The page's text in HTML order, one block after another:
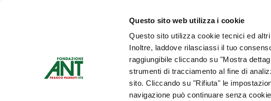
Questo sito web utilizza i cookie
Questo sito utilizza cookie tecnici ed
Inoltre, laddove rilasciassi il tuo
raggiungibile cliccando su "Mostra
strumenti di tracciamento al fine di
sito. Cliccando su "Rifiuta" le
navigazione può continuare senza
Chi siamo
Contattaci